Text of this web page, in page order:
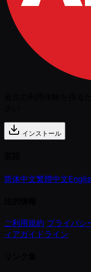
インストール
简体中文繁體中文
ご利用規約 プライバシ
ィアガイドライン